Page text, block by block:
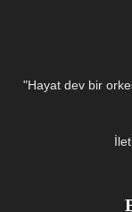
"Hayat dev bir